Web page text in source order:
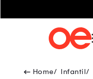
Infantil